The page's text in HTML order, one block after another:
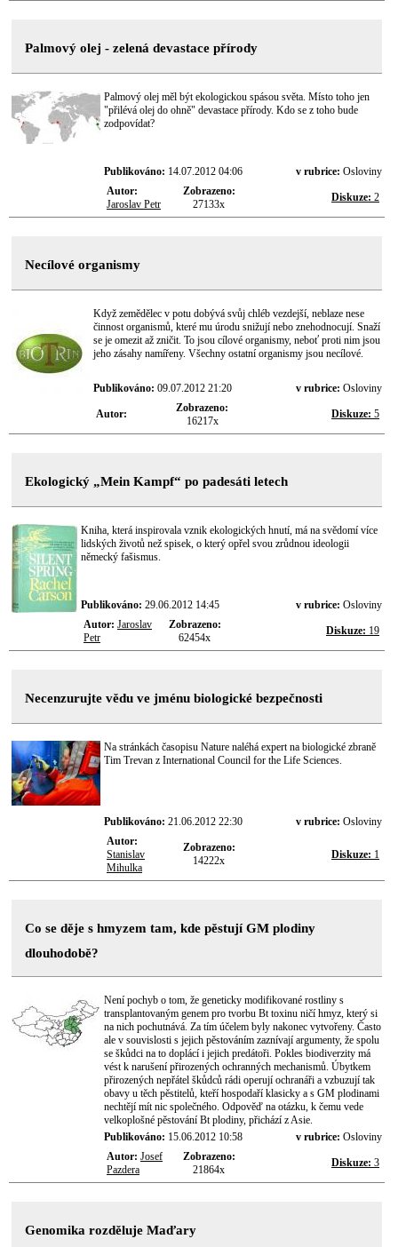
Palmový olej - zelená devastace přírody
Palmový olej měl být ekologickou spásou světa. Místo toho jen
"přilévá olej do ohně" devastace přírody. Kdo se z toho bude
zodpovídat?
Publikováno: 14.07.2012 04:06 v rubrice: Osloviny
Autor:
Jaroslav Petr
Zobrazeno:
27133x
Diskuze: 2
Necílové organismy
Když zemědělec v potu dobývá svůj chléb vezdejší, neblaze nese
činnost organismů, které mu úrodu snižují nebo znehodnocují. Snaží
se je omezit až zničit. To jsou cílové organismy, neboť proti nim jsou
jeho zásahy namířeny. Všechny ostatní organismy jsou necílové.
Publikováno: 09.07.2012 21:20 v rubrice: Osloviny
Autor:
Zobrazeno:
16217x
Diskuze: 5
Ekologický „Mein Kampf“ po padesáti letech
Kniha, která inspirovala vznik ekologických hnutí, má na svědomí více
lidských životů než spisek, o který opřel svou zrůdnou ideologii
německý fašismus.
Publikováno: 29.06.2012 14:45 v rubrice: Osloviny
Autor: Jaroslav
Petr
Zobrazeno:
62454x
Diskuze: 19
Necenzurujte vědu ve jménu biologické bezpečnosti
Na stránkách časopisu Nature naléhá expert na biologické zbraně
Tim Trevan z International Council for the Life Sciences.
Publikováno: 21.06.2012 22:30 v rubrice: Osloviny
Autor:
Stanislav
Mihulka
Zobrazeno:
14222x
Diskuze: 1
Co se děje s hmyzem tam, kde pěstují GM plodiny
dlouhodobě?
Není pochyb o tom, že geneticky modifikované rostliny s
transplantovaným genem pro tvorbu Bt toxinu ničí hmyz, který si
na nich pochutnává. Za tím účelem byly nakonec vytvořeny. Často
ale v souvislosti s jejich pěstováním zaznívají argumenty, že spolu
se škůdci na to doplácí i jejich predátoři. Pokles biodiverzity má
vést k narušení přirozených ochranných mechanismů. Úbytkem
přirozených nepřátel škůdců rádi operují ochranáři a vzbuzují tak
obavy u těch pěstitelů, kteří hospodaří klasicky a s GM plodinami
nechtějí mít nic společného. Odpověď na otázku, k čemu vede
velkoplošné pěstování Bt plodiny, přichází z Asie.
Publikováno: 15.06.2012 10:58 v rubrice: Osloviny
Autor: Josef
Pazdera
Zobrazeno:
21864x
Diskuze: 3
Genomika rozděluje Maďary